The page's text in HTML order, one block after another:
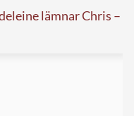
lämnar Chris –